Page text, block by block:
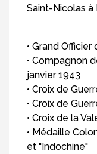
Saint-Nicolas à
• Grand
• Compagnon
janvier 1943
• Croix de
• Croix de
• Croix de la
• Médaille
et "Indochine"